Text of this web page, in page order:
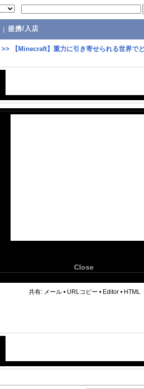
提携/入店
>>
【Minecraft】重力に引き寄せられる世界で
Close
共有: メール • URLコピー • Editor • HTML